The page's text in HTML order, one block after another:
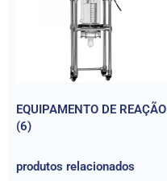
EQUIPAMENTO DE REAÇÃO
(6)
produtos relacionados